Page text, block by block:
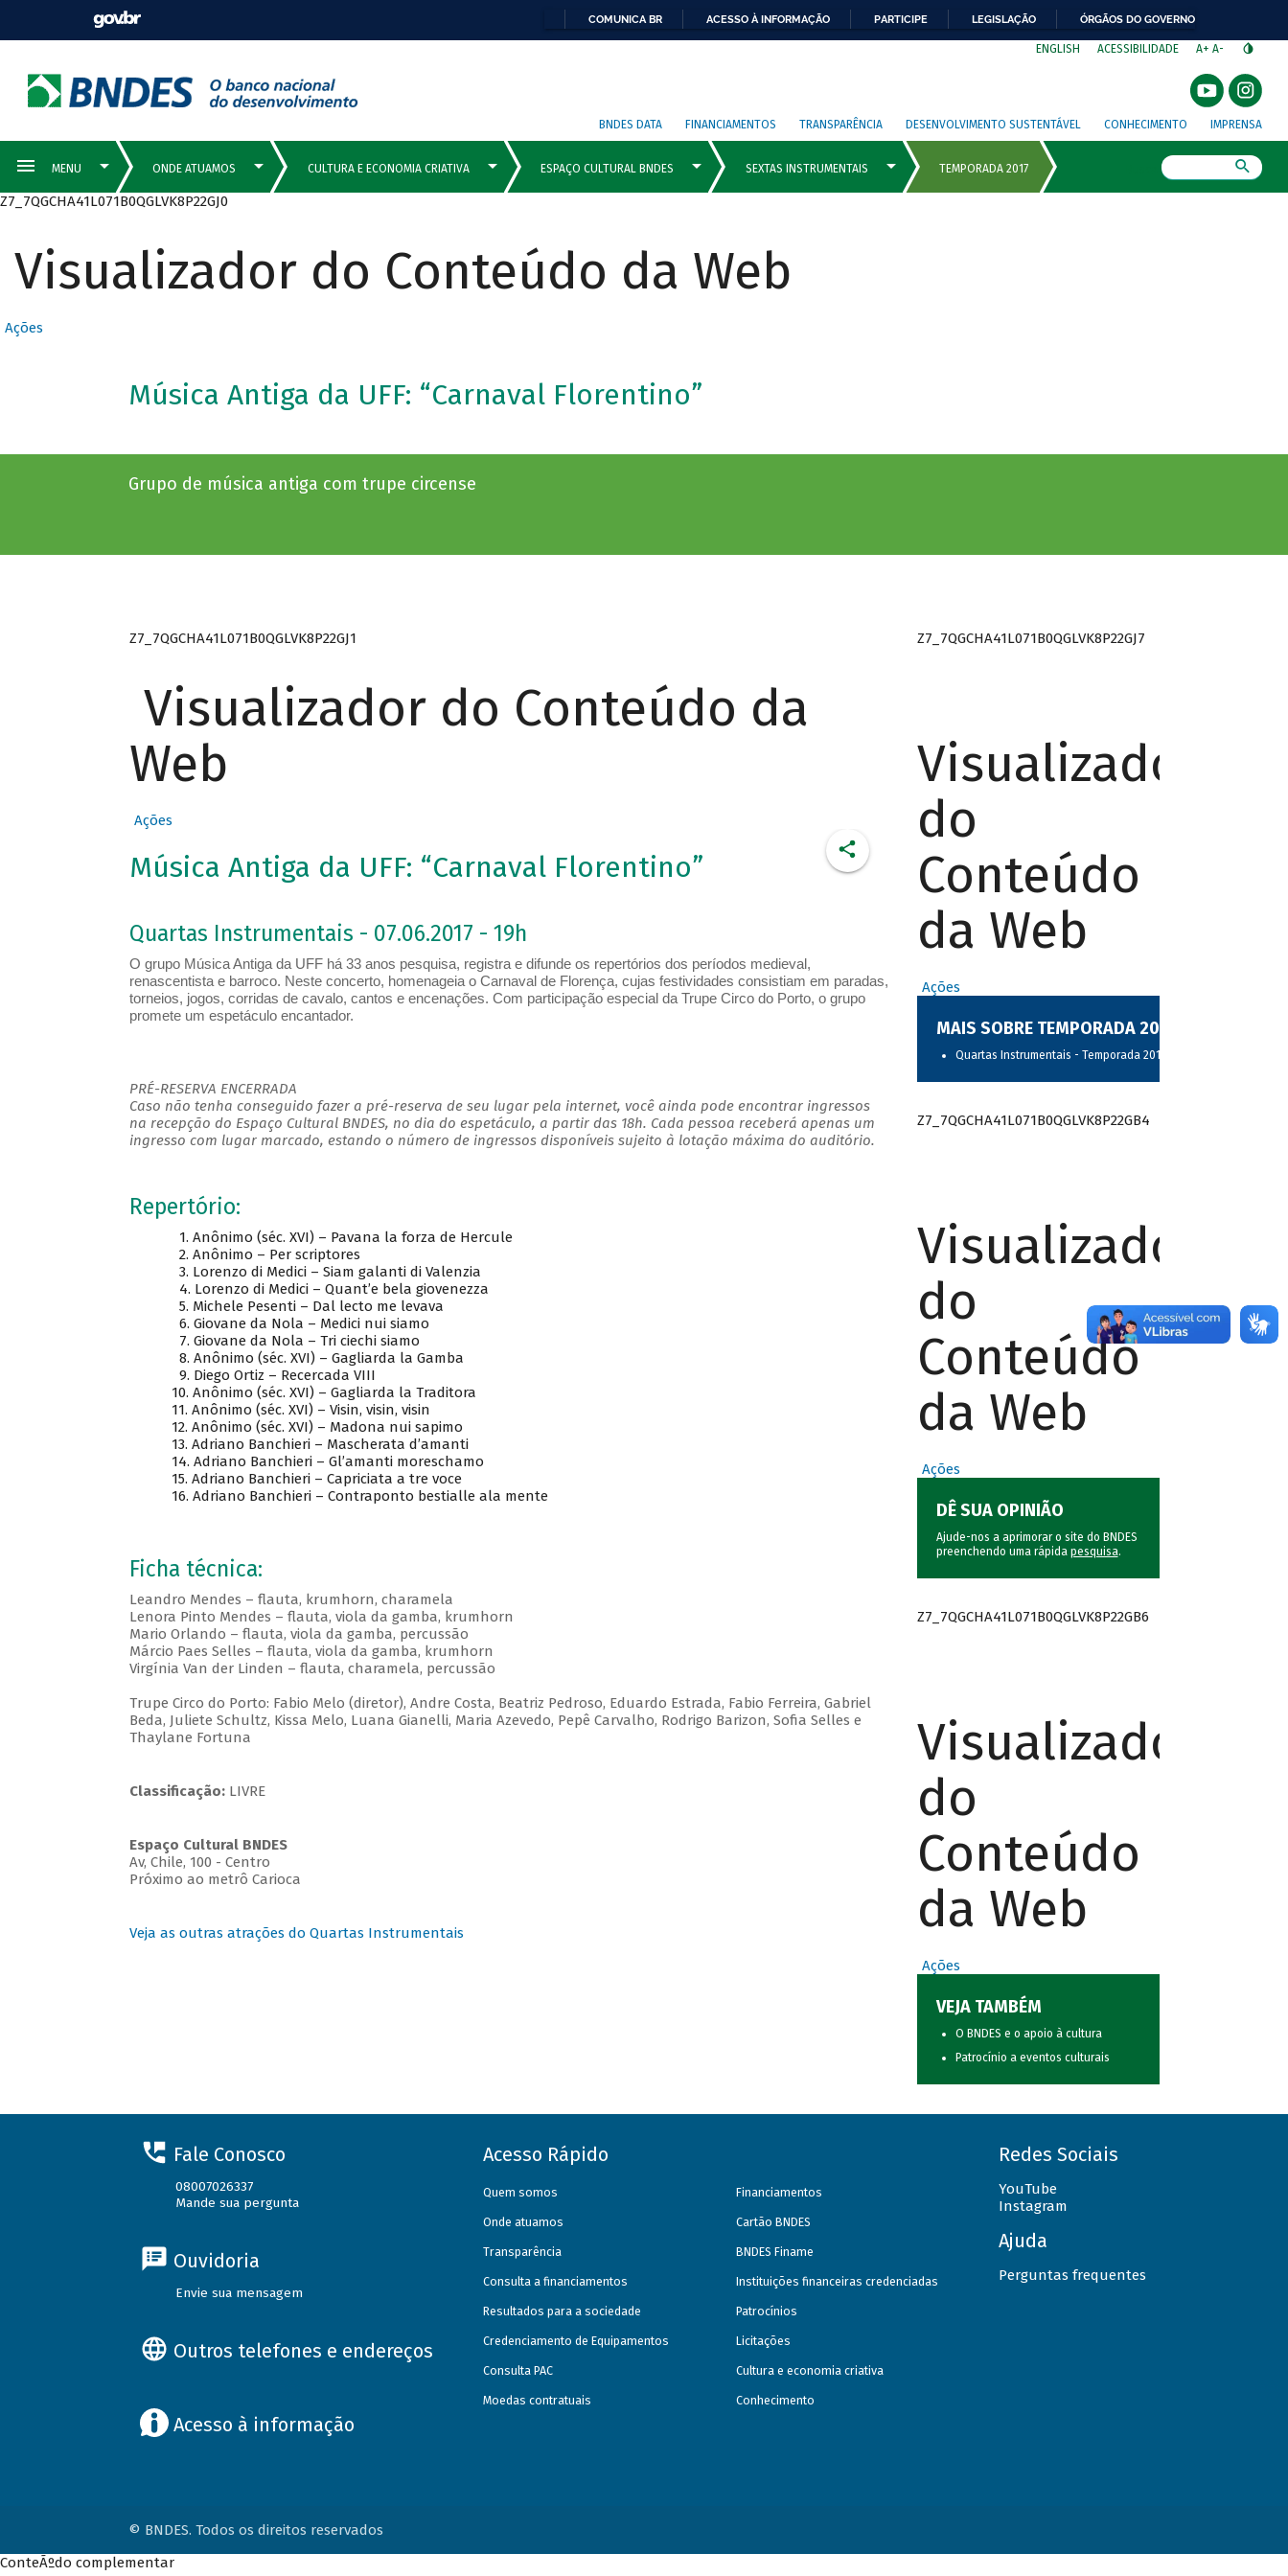
COMUNICA BR ACESSO À INFORMAÇÃO PARTICIPE LEGISLAÇÃO ÓRGÃOS DO GOVERNO
ENGLISH ACESSIBILIDADE A+ A-
BNDES DATA FINANCIAMENTOS TRANSPARÊNCIA DESENVOLVIMENTO SUSTENTÁVEL CONHECIMENTO IMPRENSA
Z7_7QGCHA41L071B0QGLVK8P22GJ0
Visualizador do Conteúdo da Web
Ações
Música Antiga da UFF: “Carnaval Florentino”
Grupo de música antiga com trupe circense
Z7_7QGCHA41L071B0QGLVK8P22GJ1
Visualizador do Conteúdo da
Web
Ações
Música Antiga da UFF: “Carnaval Florentino”
Quartas Instrumentais - 07.06.2017 - 19h
O grupo Música Antiga da UFF há 33 anos pesquisa, registra e difunde os repertórios dos períodos medieval,
renascentista e barroco. Neste concerto, homenageia o Carnaval de Florença, cujas festividades consistiam em paradas,
torneios, jogos, corridas de cavalo, cantos e encenações. Com participação especial da Trupe Circo do Porto, o grupo
promete um espetáculo encantador.
PRÉ-RESERVA ENCERRADA
Caso não tenha conseguido fazer a pré-reserva de seu lugar pela internet, você ainda pode encontrar ingressos
na recepção do Espaço Cultural BNDES, no dia do espetáculo, a partir das 18h. Cada pessoa receberá apenas um
ingresso com lugar marcado, estando o número de ingressos disponíveis sujeito à lotação máxima do auditório.
Repertório:
1. Anônimo (séc. XVI) – Pavana la forza de Hercule
2. Anônimo – Per scriptores
3. Lorenzo di Medici – Siam galanti di Valenzia
4. Lorenzo di Medici – Quant’e bela giovenezza
5. Michele Pesenti – Dal lecto me levava
6. Giovane da Nola – Medici nui siamo
7. Giovane da Nola – Tri ciechi siamo
8. Anônimo (séc. XVI) – Gagliarda la Gamba
9. Diego Ortiz – Recercada VIII
10. Anônimo (séc. XVI) – Gagliarda la Traditora
11. Anônimo (séc. XVI) – Visin, visin, visin
12. Anônimo (séc. XVI) – Madona nui sapimo
13. Adriano Banchieri – Mascherata d’amanti
14. Adriano Banchieri – Gl’amanti moreschamo
15. Adriano Banchieri – Capriciata a tre voce
16. Adriano Banchieri – Contraponto bestialle ala mente
Ficha técnica:
Leandro Mendes – flauta, krumhorn, charamela
Lenora Pinto Mendes – flauta, viola da gamba, krumhorn
Mario Orlando – flauta, viola da gamba, percussão
Márcio Paes Selles – flauta, viola da gamba, krumhorn
Virgínia Van der Linden – flauta, charamela, percussão
Trupe Circo do Porto: Fabio Melo (diretor), Andre Costa, Beatriz Pedroso, Eduardo Estrada, Fabio Ferreira, Gabriel
Beda, Juliete Schultz, Kissa Melo, Luana Gianelli, Maria Azevedo, Pepê Carvalho, Rodrigo Barizon, Sofia Selles e
Thaylane Fortuna
Classificação:LIVRE
Espaço Cultural BNDES
Av, Chile, 100 - Centro
Próximo ao metrô Carioca
Veja as outras atrações do Quartas Instrumentais
Z7_7QGCHA41L071B0QGLVK8P22GJ7
Visualizador
do
Conteúdo
da Web
Ações
MAIS SOBRE TEMPORADA 2017
Quartas Instrumentais - Temporada 2017
Z7_7QGCHA41L071B0QGLVK8P22GB4
Visualizador
do
Conteúdo
da Web
Ações
DÊ SUA OPINIÃO
Ajude-nos a aprimorar o site do BNDES
preenchendo uma rápida pesquisa.
Z7_7QGCHA41L071B0QGLVK8P22GB6
Visualizador
do
Conteúdo
da Web
Ações
VEJA TAMBÉM
O BNDES e o apoio à cultura
Patrocínio a eventos culturais
Fale Conosco
08007026337
Mande sua pergunta
Ouvidoria
Envie sua mensagem
Outros telefones e endereços
Acesso à informação
Acesso Rápido
Quem somos
Onde atuamos
Transparência
Consulta a financiamentos
Resultados para a sociedade
Credenciamento de Equipamentos
Consulta PAC
Moedas contratuais
Financiamentos
Cartão BNDES
BNDES Finame
Instituições financeiras credenciadas
Patrocínios
Licitações
Cultura e economia criativa
Conhecimento
Redes Sociais
YouTube
Instagram
Ajuda
Perguntas frequentes
© BNDES. Todos os direitos reservados
ConteÃºdo complementar